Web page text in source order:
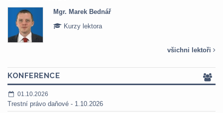
Mgr. Marek Bednář
Kurzy lektora
všichni lektoři
KONFERENCE
01.10.2026
Trestní právo daňové - 1.10.2026